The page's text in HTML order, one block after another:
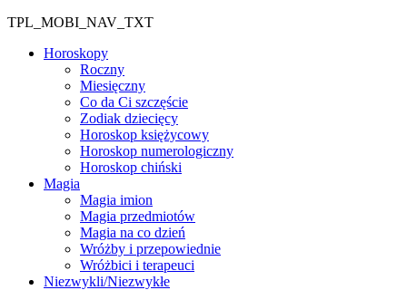
TPL_MOBI_NAV_TXT
Horoskopy
Roczny
Miesięczny
Co da Ci szczęście
Zodiak dziecięcy
Horoskop księżycowy
Horoskop numerologiczny
Horoskop chiński
Magia
Magia imion
Magia przedmiotów
Magia na co dzień
Wróżby i przepowiednie
Wróżbici i terapeuci
Niezwykli/Niezwykłe